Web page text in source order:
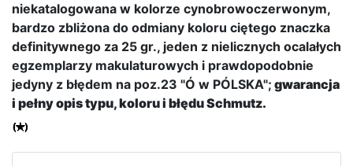
Home page
Current auction
Recent result
niekatalogowana w kolorze cynobrowoczerwonym,
bardzo zbliżona do odmiany koloru ciętego znaczka
definitywnego za 25 gr., jeden z nielicznych ocalałych
egzemplarzy makulaturowych i prawdopodobnie
jedyny z błędem na poz.23 "Ó w PÓLSKA"; gwarancja
i pełny opis typu, koloru i błędu Schmutz.